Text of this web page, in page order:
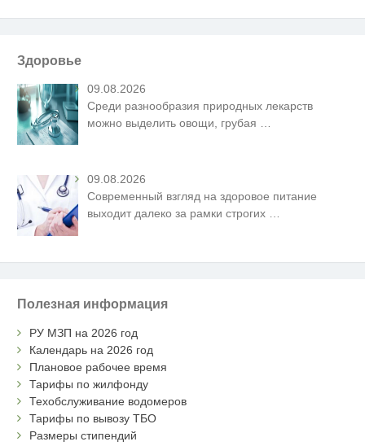
Здоровье
09.08.2026
Среди разнообразия природных лекарств
можно выделить овощи, грубая
09.08.2026
Современный взгляд на здоровое питание
выходит далеко за рамки строгих …
Полезная информация
РУ МЗП на 2026 год
Календарь на 2026 год
Плановое рабочее время
Тарифы по жилфонду
Техобслуживание водомеров
Тарифы по вывозу ТБО
Размеры стипендий